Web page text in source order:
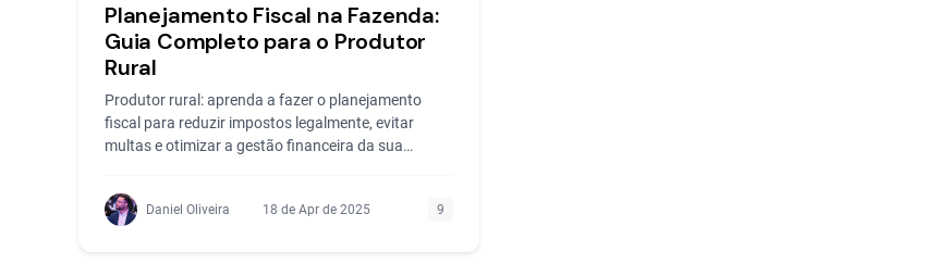
Planejamento Fiscal na Fazenda:
Guia Completo para o Produtor
Rural
Produtor rural: aprenda a fazer o planejamento
fiscal para reduzir impostos legalmente, evitar
multas e otimizar a gestão financeira da sua
Daniel Oliveira 18 de Apr de 2025 9